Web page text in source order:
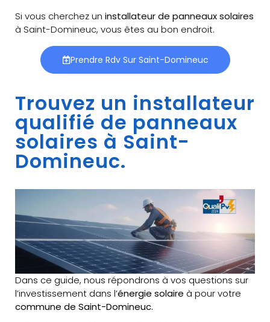
Si vous cherchez un installateur de panneaux solaires
à Saint-Domineuc, vous êtes au bon endroit.
Prendre Rdv Sur Saint-Domineuc
Trouvez un installateur
qualifié de panneaux
solaires à Saint-
Domineuc.
Dans ce guide, nous répondrons à vos questions sur
l’investissement dans l’énergie solaire à pour votre
commune de Saint-Domineuc.